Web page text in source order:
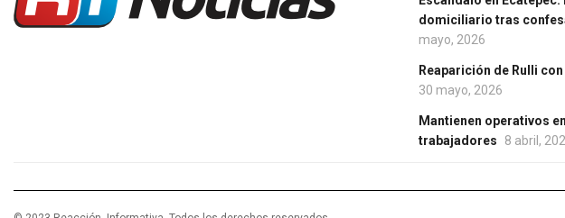
domiciliario tras
mayo, 2026
Reaparición de Rulli
30 mayo, 2026
Mantienen operativos
trabajadores
8 abril,